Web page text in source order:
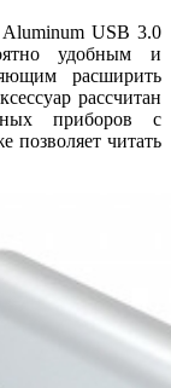
USB 3.0
удобным и
расширить
рассчитан
приборов с
позволяет читать